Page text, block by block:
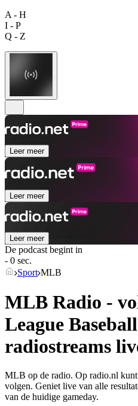
A - H
I - P
Q - Z
Leer meer
Leer meer
Leer meer
De podcast begint in
- 0 sec.
Sport MLB
MLB Radio -
League
radiostreams
MLB op de radio. Op radio.nl
volgen. Geniet live van alle
van de huidige gameday.